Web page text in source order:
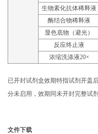
生物素化抗体稀释液
酶结合物稀释液
显色底物（避光）
反应终止液
浓缩洗涤液20×
已开封试剂盒效期特指试剂开盖
分未启用，效期同未开封完整试剂
文件下载